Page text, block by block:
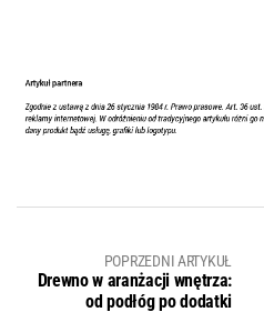
POPRZEDNI ARTYKUŁ
Drewno w aranżacji wnętrza:
od podłóg po dodatki